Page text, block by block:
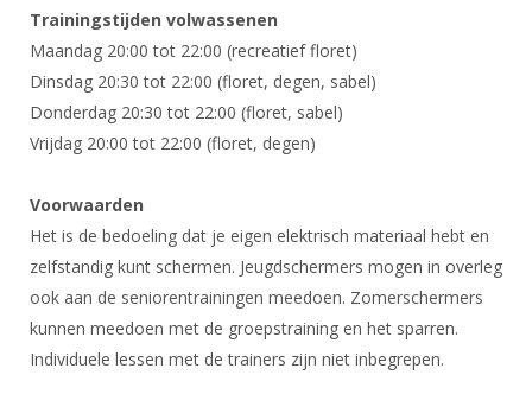
Medewerkers
Samenwerking
Formulieren
Nieuws
Verenigingsondersteuning
Oprichting Vereniging
NK's
JPT
JEC
Wedstrijdorganisatie
Nieuws
Aanvragen van scheidsrechters
Scheidsrechterslijst
Voor scheidsrechters
Nieuws
Scheidsrechterslijst
Scheidsrechter Documentatie
Opleidingen
Tuchtzaken
Archief
Infotheek
Trainingstijden volwassenen
Maandag 20:00 tot 22:00 (recreatief floret)
Dinsdag 20:30 tot 22:00 (floret, degen, sabel)
Donderdag 20:30 tot 22:00 (floret, sabel)
Vrijdag 20:00 tot 22:00 (floret, degen)
Voorwaarden
Het is de bedoeling dat je eigen elektrisch materiaal hebt en
zelfstandig kunt schermen. Jeugdschermers mogen in overleg
ook aan de seniorentrainingen meedoen. Zomerschermers
kunnen meedoen met de groepstraining en het sparren.
Individuele lessen met de trainers zijn niet inbegrepen.